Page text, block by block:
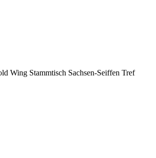
Stammtisch Sachsen-Seiffen Treffen 2026+++